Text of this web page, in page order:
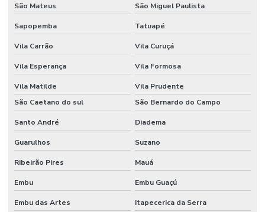
Lamínula de vidro
Macropipetador manual
Macropipetador preço
Manta aquecedora
Manta aquecedora laboratório preço
Materiais para laboratório
Medidor de ion seletivo
Medidor de ise
São Mateus São Miguel Paulista
Sapopemba Tatuapé
Vila Carrão Vila Curuçá
Vila Esperança Vila Formosa
Vila Matilde
Vila Prudente
São Caetano do sul
São Bernardo do Campo
Santo André Diadema
Guarulhos Suzano
Ribeirão Pires Mauá
Embu Embu Guaçú
Embu das Artes Itapecerica da Serra